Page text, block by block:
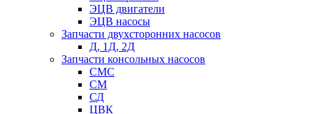
ЭЦВ двигатели
ЭЦВ насосы
Запчасти двухсторонних насосов
Д, 1Д, 2Д
Запчасти консольных насосов
СМС
СМ
СД
ЦВК